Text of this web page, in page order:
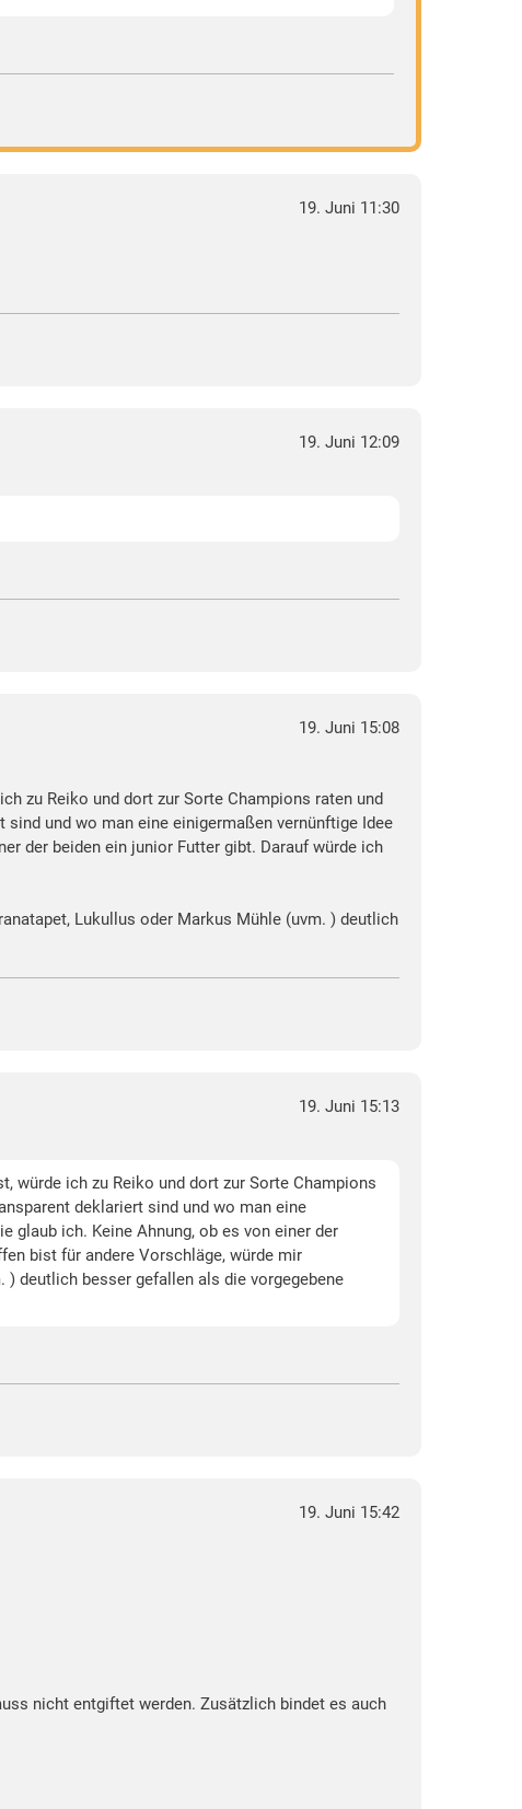
19. Juni 11:30
19. Juni 12:09
19. Juni 15:08
zu Reiko und dort zur Sorte Champions raten und
und wo man eine einigermaßen vernünftige Idee
der beiden ein junior Futter gibt. Darauf würde ich
Lukullus oder Markus Mühle (uvm. ) deutlich
19. Juni 15:13
würde ich zu Reiko und dort zur Sorte Champions
deklariert sind und wo man eine
glaub ich. Keine Ahnung, ob es von einer der
bist für andere Vorschläge, würde mir
deutlich besser gefallen als die vorgegebene
19. Juni 15:42
nicht entgiftet werden. Zusätzlich bindet es auch